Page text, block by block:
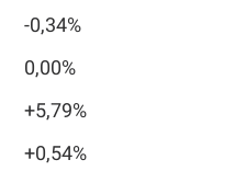
-0,34%
0,00%
+5,79%
+0,54%